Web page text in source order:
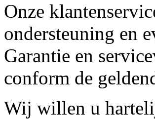
Onze
ondersteuning en
Garantie en
conform de
Wij willen u